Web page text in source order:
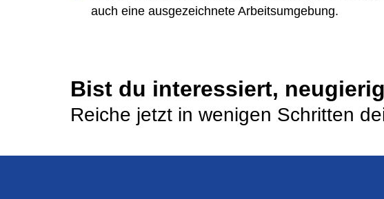
auch eine ausgezeichnete Arbeitsumgebung.
Bist du interessiert,
Reiche jetzt in wenigen Schritten